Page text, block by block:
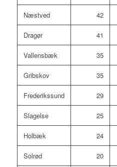
Næstved 42
Dragør 41
Vallensbæk 35
Gribskov 35
Frederikssund 29
Slagelse 25
Holbæk 24
Solrød 20